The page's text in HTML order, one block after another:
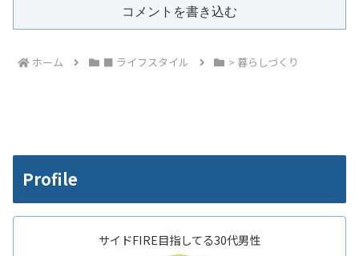
コメントを書き込む
ホーム ■ ライフスタイル > 暮らしづくり
Profile
サイドFIRE目指してる30代男性